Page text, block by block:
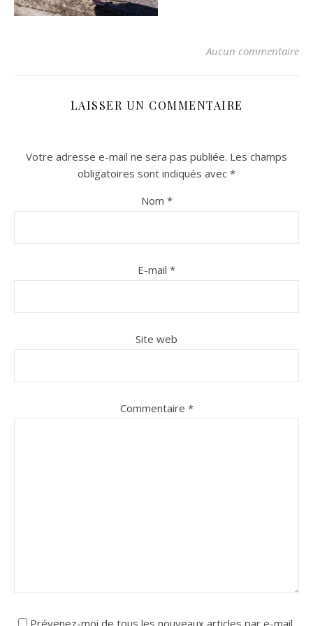
sur Instagram
sur Instagram
Aucun commentaire
LAISSER UN COMMENTAIRE
Votre adresse e-mail ne sera pas publiée. Les champs
obligatoires sont indiqués avec *
Nom *
E-mail *
Site web
Commentaire *
Prévenez-moi de tous les nouveaux articles par e-mail.